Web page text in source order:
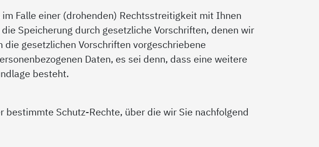
Falle einer (drohenden) Rechtsstreitigkeit mit Ihnen
Speicherung durch gesetzliche Vorschriften, denen wir
gesetzlichen Vorschriften vorgeschriebene
Daten, es sei denn, dass eine weitere
besteht.
Schutz-Rechte, über die wir Sie nachfolgend